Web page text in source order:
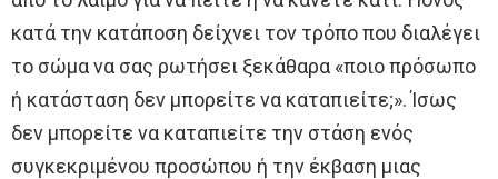
κατά την κατάποση δείχνει τον τρόπο που διαλέγει
το σώμα να σας ρωτήσει ξεκάθαρα «ποιο πρόσωπο
ή κατάσταση δεν μπορείτε να καταπιείτε;». Ίσως
δεν μπορείτε να καταπιείτε την στάση ενός
συγκεκριμένου προσώπου ή την έκβαση μιας